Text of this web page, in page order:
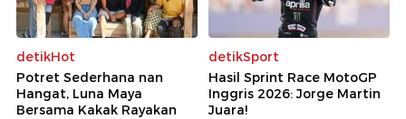
detikHot
Potret Sederhana nan
Hangat, Luna Maya
Bersama Kakak Rayakan
detikSport
Hasil Sprint Race MotoGP
Inggris 2026: Jorge Martin
Juara!